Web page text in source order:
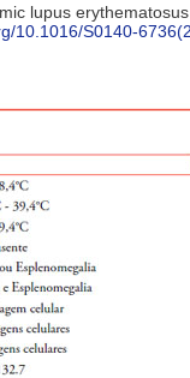
lupus
10.1016/S0140-